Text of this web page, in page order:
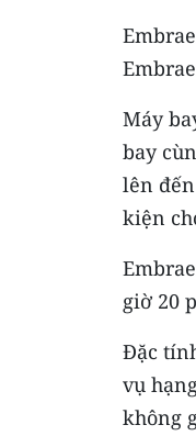
Máy
bay
lên
kiện
giờ 20
Đặc
vụ
không